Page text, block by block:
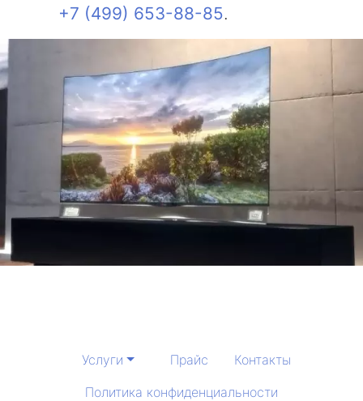
+7 (499) 653-88-85.
Услуги Прайс
Контакты
Политика конфиденциальности